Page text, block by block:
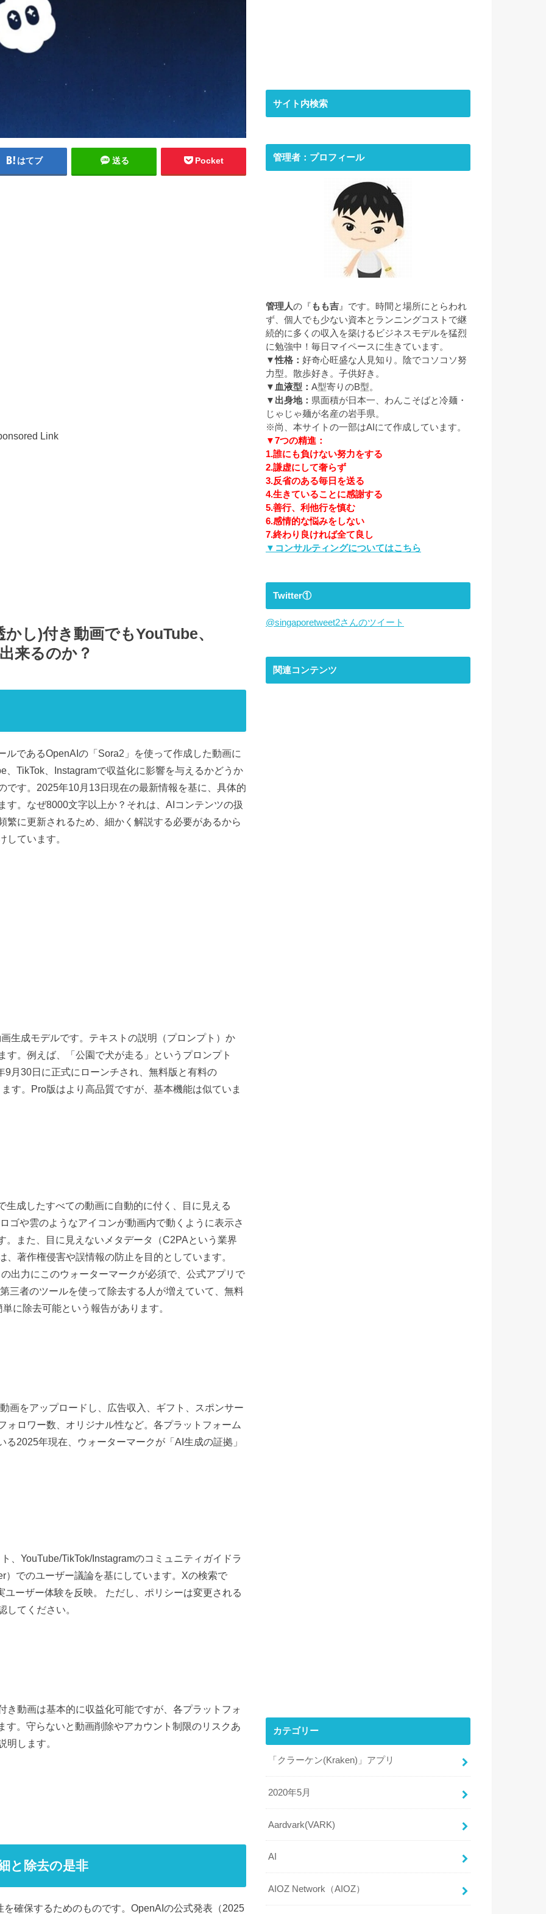
はてブ 送る Pocket
Link
し)付き動画でもYouTube、
来るのか？
であるOpenAIの「Sora2」を使って作成した動画に
TikTok、Instagramで収益化に影響を与えるかどうか
です。2025年10月13日現在の最新情報を基に、具体的
す。なぜ8000文字以上か？それは、AIコンテンツの扱
繁に更新されるため、細かく解説する必要があるから
しています。
生成モデルです。テキストの説明（プロンプト）か
。例えば、「公園で犬が走る」というプロンプト
月30日に正式にローンチされ、無料版と有料の
す。Pro版はより高品質ですが、基本機能は似ていま
生成したすべての動画に自動的に付く、目に見える
ゴや雲のようなアイコンが動画内で動くように表示さ
。また、目に見えないメタデータ（C2PAという業界
著作権侵害や誤情報の防止を目的としています。
出力にこのウォーターマークが必須で、公式アプリで
三者のツールを使って除去する人が増えていて、無料
に除去可能という報告があります。
画をアップロードし、広告収入、ギフト、スポンサー
ォロワー数、オリジナル性など。各プラットフォーム
2025年現在、ウォーターマークが「AI生成の証拠」
、YouTube/TikTok/Instagramのコミュニティガイドラ
でのユーザー議論を基にしています。Xの検索で
ーザー体験を反映。 ただし、ポリシーは変更される
してください。
動画は基本的に収益化可能ですが、各プラットフォ
。守らないと動画削除やアカウント制限のリスクあ
明します。
と除去の是非
確保するためのものです。OpenAIの公式発表（2025
サイト内検索
管理者：プロフィール
管理人の『もも吉』です。時間と場所にとらわれ
ず、個人でも少ない資本とランニングコストで継
続的に多くの収入を築けるビジネスモデルを猛烈
に勉強中！毎日マイペースに生きています。
▼性格： 好奇心旺盛な人見知り。陰でコソコソ努
力型。散歩好き。子供好き。
▼血液型： A型寄りのB型。
▼出身地： 県面積が日本一、わんこそばと冷麺・
じゃじゃ麺が名産の岩手県。
※尚、本サイトの一部はAIにて作成しています。
▼7つの精進：
1.誰にも負けない努力をする
2.謙虚にして奢らず
3.反省のある毎日を送る
4.生きていることに感謝する
5.善行、利他行を慎む
6.感情的な悩みをしない
7.終わり良ければ全て良し
▼コンサルティングについてはこちら
Twitter①
@singaporetweet2さんのツイート
関連コンテンツ
カテゴリー
「クラーケン(Kraken)」アプリ
2020年5月
Aardvark(VARK)
AI
AIOZ Network（AIOZ）